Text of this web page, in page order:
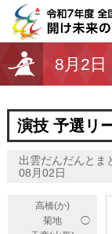
8月2日
演技 予選リ
出雲だんだんとま
08月02日
高橋(か)
菊地
◯